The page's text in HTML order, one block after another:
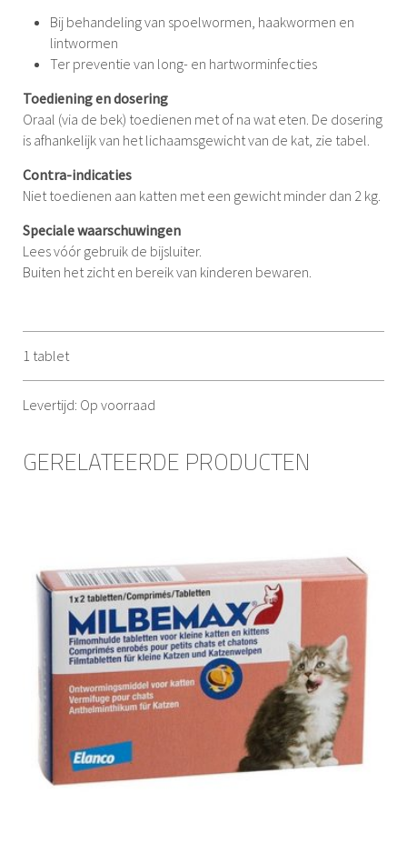
Bij behandeling van spoelwormen, haakwormen en
lintwormen
Ter preventie van long- en hartworminfecties
Toediening en dosering
Oraal (via de bek) toedienen met of na wat eten. De dosering
is afhankelijk van het lichaamsgewicht van de kat, zie tabel.
Contra-indicaties
Niet toedienen aan katten met een gewicht minder dan 2 kg.
Speciale waarschuwingen
Lees vóór gebruik de bijsluiter.
Buiten het zicht en bereik van kinderen bewaren.
1 tablet
Levertijd: Op voorraad
GERELATEERDE PRODUCTEN